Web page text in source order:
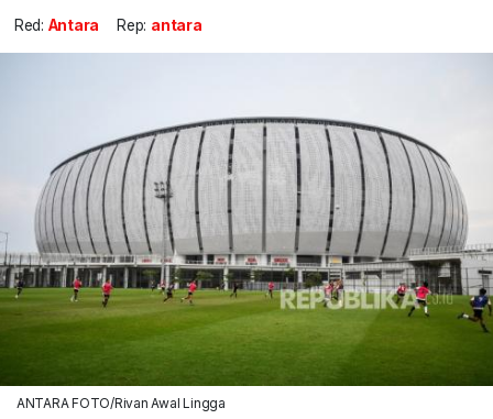
Red: Antara Rep: antara
ANTARA FOTO/Rivan Awal Lingga